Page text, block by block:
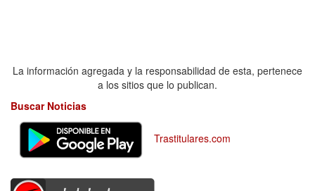
La información agregada y la responsabilidad de esta, pertenece
a los sitios que lo publican.
Buscar Noticias
Trastitulares.com